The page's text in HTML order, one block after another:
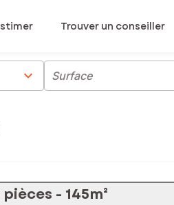
Trouver un conseiller
chevron_right Surface
- 145m²